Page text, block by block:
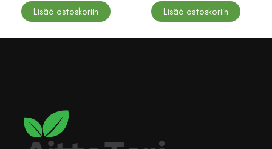
Lisää ostoskoriin Lisää ostoskoriin